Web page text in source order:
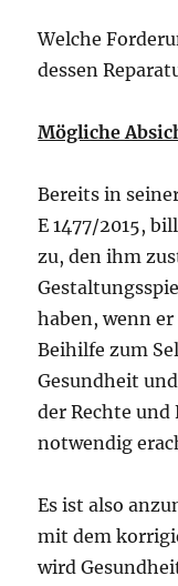
Welche
dessen
Mögliche
Bereits in
E 1477/2015,
zu, den ihm
haben, wenn
Beihilfe zum
Gesundheit
der Rechte
notwendig
Es ist also
mit dem
wird